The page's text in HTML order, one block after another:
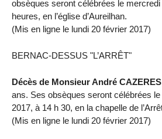
obsèques seront célébrées le
heures, en l’église d’Aureilhan.
(Mis en ligne le lundi 20 février 2017)
BERNAC-DESSUS "L’ARRÊT"
Décès de Monsieur André CAZERES
ans. Ses obsèques seront célébrées
2017, à 14 h 30, en la chapelle de
(Mis en ligne le lundi 20 février 2017)